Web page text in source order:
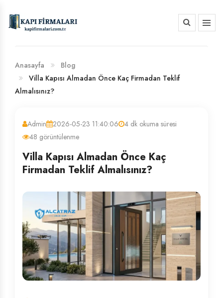
BANKA HESAP NUMARALARIMIZ
Anasayfa
Blog
Villa Kapısı Almadan Önce Kaç Firmadan Teklif
Almalısınız?
Admin 2026-05-23 11:40:06
4 dk okuma süresi
48 görüntülenme
Villa Kapısı Almadan Önce Kaç
Firmadan Teklif Almalısınız?